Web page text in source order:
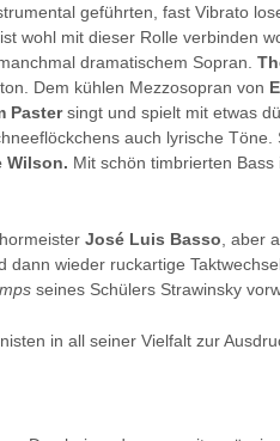
geführten, fast Vibrato
wohl mit dieser Rolle verbinden
dramatischem Sopran.
Dem kühlen Mezzosopran von
Pastersingt und spielt mit etwas
auch lyrische Töne.
Wilson. Mit schön timbrierten Bass
José Luis Basso , aber
wieder ruckartige
seines Schülers Strawinsky
in all seiner Vielfalt zur